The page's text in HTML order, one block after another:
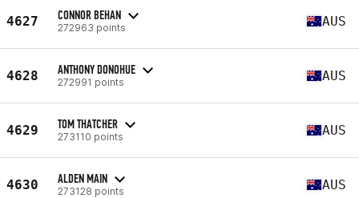
4627 CONNOR BEHAN
272963 points AUS
4628 ANTHONY DONOHUE
272991 points AUS
4629 TOM THATCHER
273110 points AUS
4630 ALDEN MAIN
273128 points AUS